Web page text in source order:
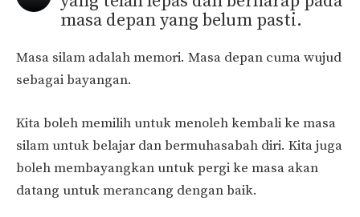
masa depan yang belum pasti.
Masa silam adalah memori. Masa depan cuma wujud
sebagai bayangan.
Kita boleh memilih untuk menoleh kembali ke masa
silam untuk belajar dan bermuhasabah diri. Kita juga
boleh membayangkan untuk pergi ke masa akan
datang untuk merancang dengan baik.